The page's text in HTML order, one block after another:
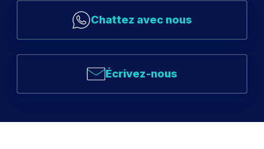
Chattez avec nous
Écrivez-nous